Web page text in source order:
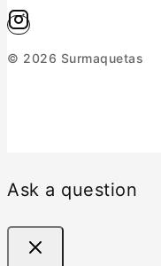
© 2026 Surmaquetas
Ask a question